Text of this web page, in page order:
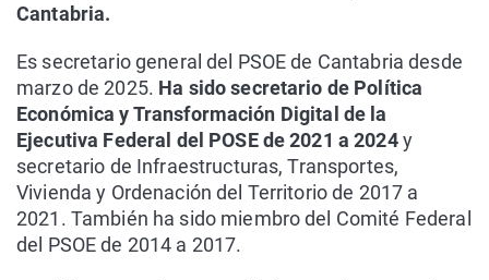
Cantabria.
Es secretario general del PSOE de Cantabria desde
marzo de 2025. Ha sido secretario de Política
Económica y Transformación Digital de la
Ejecutiva Federal del POSE de 2021 a 2024y
secretario de Infraestructuras, Transportes,
Vivienda y Ordenación del Territorio de 2017 a
2021. También ha sido miembro del Comité Federal
del PSOE de 2014 a 2017.